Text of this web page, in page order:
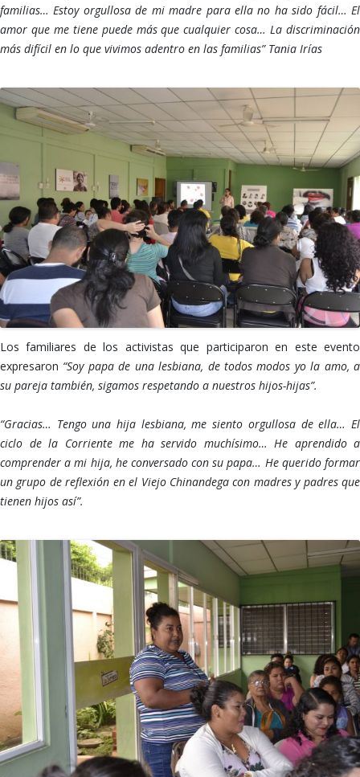
familias… Estoy orgullosa de mi madre para ella no ha sido fácil… El
amor que me tiene puede más que cualquier cosa… La discriminación
más difícil en lo que vivimos adentro en las familias” Tania Irías
Los familiares de los activistas que participaron en este evento
expresaron “Soy papa de una lesbiana, de todos modos yo la amo, a
su pareja también, sigamos respetando a nuestros hijos-hijas”.
“Gracias… Tengo una hija lesbiana, me siento orgullosa de ella… El
ciclo de la Corriente me ha servido muchísimo… He aprendido a
comprender a mi hija, he conversado con su papa… He querido formar
un grupo de reflexión en el Viejo Chinandega con madres y padres que
tienen hijos así”.